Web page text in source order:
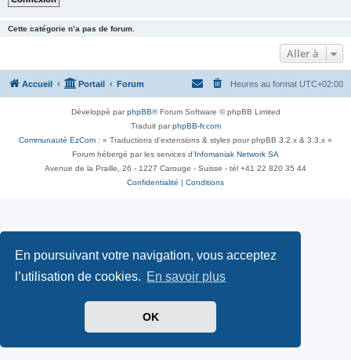
En poursuivant votre navigation, vous acceptez
l’utilisation de cookies. En savoir plus
OK
Cette catégorie n’a pas de forum.
Aller à
Accueil Portail Forum Heures au format UTC+02:00
Développé parphpBB® Forum Software © phpBB Limited
Traduit parphpBB-fr.com
Communauté EzCom : « Traductions d'extensions & styles pour phpBB 3.2.x & 3.3.x »
Forum hébergé par les services d’ Infomaniak Network SA
Avenue de la Praille, 26 - 1227 Carouge - Suisse - tél +41 22 820 35 44
Confidentialité
Conditions